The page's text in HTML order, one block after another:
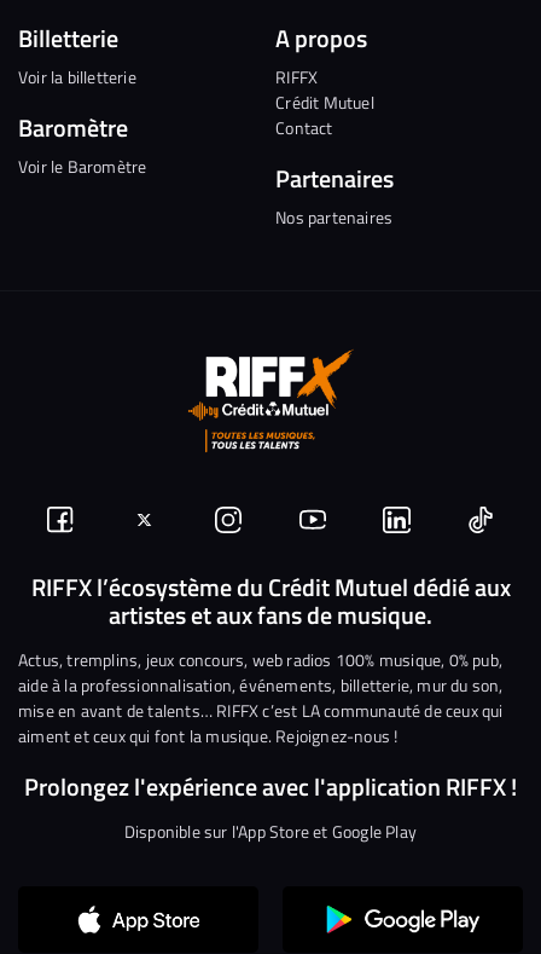
Billetterie
Voir la billetterie
Baromètre
Voir le Baromètre
A propos
RIFFX
Crédit Mutuel
Contact
Partenaires
Nos partenaires
Suivez-
nous
Facebook
Suivez-
nous
sur
Twitter
Nous
rejoindre
sur
Instagram
Nous
rejoindre
sur
YouTube
Nous
rejoindre
sur
Linkedin
Nous
RIFFX l’écosystème du Crédit Mutuel dédié aux
artistes et aux fans de musique.
Actus, tremplins, jeux concours, web radios 100% musique, 0% pub,
aide à la professionnalisation, événements, billetterie, mur du son,
mise en avant de talents… RIFFX c’est LA communauté de ceux qui
aiment et ceux qui font la musique. Rejoignez-nous !
Prolongez l'expérience avec l'application RIFFX !
Disponible sur l'App Store et Google Play